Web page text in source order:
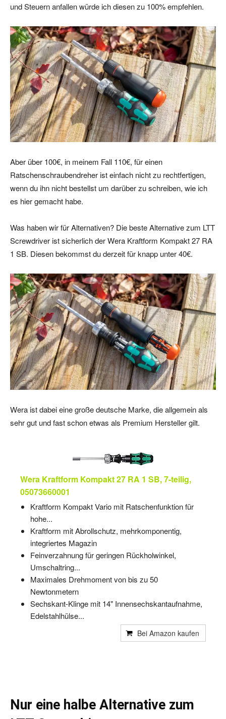
und Steuern anfallen würde ich diesen zu 100% empfehlen.
Aber über 100€, in meinem Fall 110€, für einen
Ratschenschraubendreher ist einfach nicht zu rechtfertigen,
wenn du ihn nicht bestellst um darüber zu schreiben, wie ich
es hier gemacht habe.
Was haben wir für Alternativen? Die beste Alternative zum LTT
Screwdriver ist sicherlich der Wera Kraftform Kompakt 27 RA
1 SB. Diesen bekommst du derzeit für knapp unter 40€.
Wera ist dabei eine große deutsche Marke, die allgemein als
sehr gut und fast schon etwas als Premium Hersteller gilt.
Wera Kraftform Kompakt 27 RA 1 SB, 7-teilig,
05073660001
Kraftform Kompakt Vario mit Ratschenfunktion für
hohe...
Kraftform mit Abrollschutz, mehrkomponentig,
integriertes Magazin
Feinverzahnung für geringen Rückholwinkel,
Umschaltring...
Maximales Drehmoment von bis zu 50
Newtonmetern
Sechskant-Klinge mit 14" Innensechskantaufnahme,
Edelstahlhülse...
Bei Amazon kaufen
Nur eine halbe Alternative zum